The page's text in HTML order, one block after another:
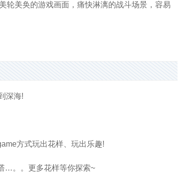
轮美奂的游戏画面，痛快淋漓的战斗场景，容易
深海!
方式玩出花样、玩出乐趣!
…。。更多花样等你探索~